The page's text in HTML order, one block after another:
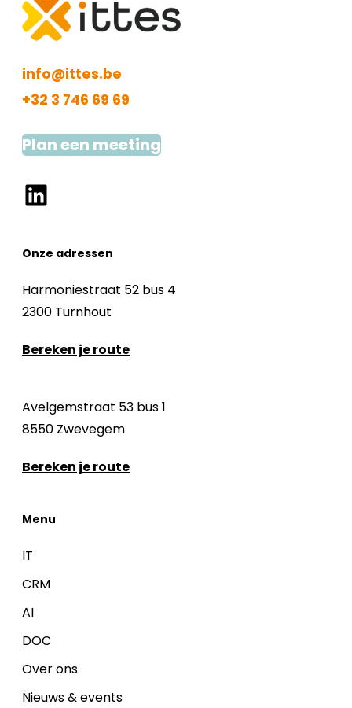
info@ittes.be
+32 3 746 69 69
Plan een meeting
Onze adressen
Harmoniestraat 52 bus 4
2300 Turnhout
Bereken je route
Avelgemstraat 53 bus 1
8550 Zwevegem
Bereken je route
Menu
IT
CRM
AI
DOC
Over ons
Nieuws & events